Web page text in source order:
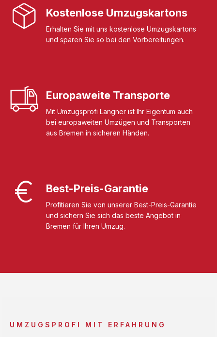
Kostenlose Umzugskartons
Erhalten Sie mit uns kostenlose Umzugskartons
und sparen Sie so bei den Vorbereitungen.
Europaweite Transporte
Mit Umzugsprofi Langner ist Ihr Eigentum auch
bei europaweiten Umzügen und Transporten
aus Bremen in sicheren Händen.
Best-Preis-Garantie
Profitieren Sie von unserer Best-Preis-Garantie
und sichern Sie sich das beste Angebot in
Bremen für Ihren Umzug.
UMZUGSPROFI MIT ERFAHRUNG